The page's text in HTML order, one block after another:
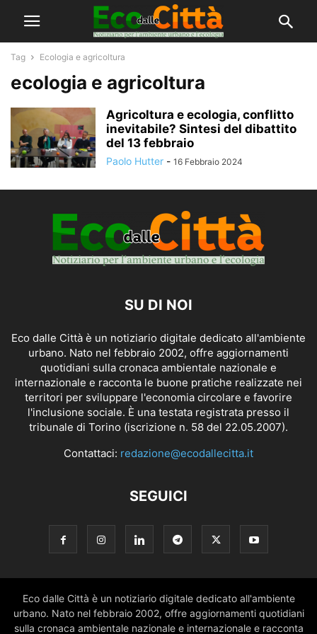
Tag Ecologia e agricoltura
ecologia e agricoltura
Agricoltura e ecologia, conflitto
inevitabile? Sintesi del dibattito
del 13 febbraio
Paolo Hutter - 16 Febbraio 2024
SU DI NOI
Eco dalle Città è un notiziario digitale dedicato all'ambiente
urbano. Nato nel febbraio 2002, offre aggiornamenti
quotidiani sulla cronaca ambientale nazionale e
internazionale e racconta le buone pratiche realizzate nei
territori per sviluppare l'economia circolare e favorire
l'inclusione sociale. È una testata registrata presso il
tribunale di Torino (iscrizione n. 58 del 22.05.2007).
Contattaci: redazione@ecodallecitta.it
SEGUICI
Eco dalle Città è un notiziario digitale dedicato all'ambiente
urbano. Nato nel febbraio 2002, offre aggiornamenti quotidiani
sulla cronaca ambientale nazionale e internazionale e racconta